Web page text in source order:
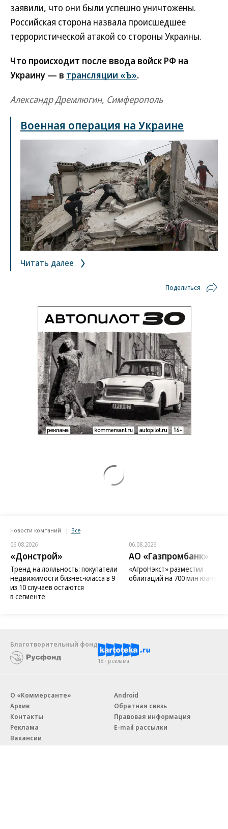
заявили, что они были успешно уничтожены.
Российская сторона назвала происшедшее
террористической атакой со стороны Украины.
Что происходит после ввода войск РФ на
Украину — в трансляции «Ъ».
Александр Дремлюгин, Симферополь
Военная операция на Украине
Читать далее
Поделиться
Новости компаний Все
06.08.2026
«Донстрой»
Тренд на лояльность: покупатели
недвижимости бизнес-класса в 9
из 10 случаев остаются
в сегменте
06.08.2026
АО «Газпромбанк»
«АгроНэкст» разместил
облигаций на 700 млн юаней
Благотворительный фонд
18+ реклама
О «Коммерсанте»
Архив
Контакты
Реклама
Вакансии
Android
Обратная связь
Правовая информация
E-mail рассылки